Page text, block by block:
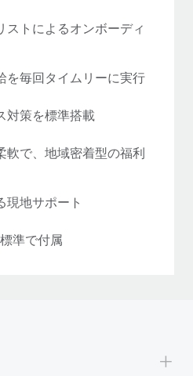
ストによるオンボーディ
を毎回タイムリーに実行
対策を標準搭載
軟で、地域密着型の福利
現地サポート
準で付属
+